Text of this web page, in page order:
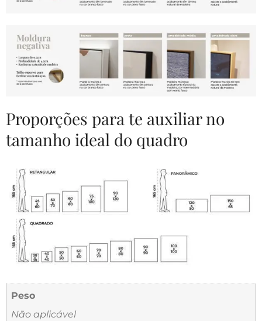
Proporções para te auxiliar no
tamanho ideal do quadro
Peso
Não aplicável